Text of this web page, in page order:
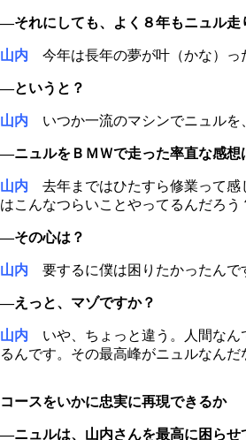
―それにしても、よく８年もニュル走
山内 今年は長年の夢が叶（かな）っ
―というと？
山内 いつか一流のマシンでニュルを
―ニュルをＢＭＷで走った率直な感想
山内
去年まではひたすら修業って
はこんなつらいことやってるんだろう
―その心は？
山内 要するに僕は困りたかったんで
―えっと、マゾですか？
山内 いや、ちょっと違う。人間なん
るんです。その最高峰がニュルなんだ
コースをいかに忠実に再現できるか
―ニュルは、山内さんを最高に困らせ